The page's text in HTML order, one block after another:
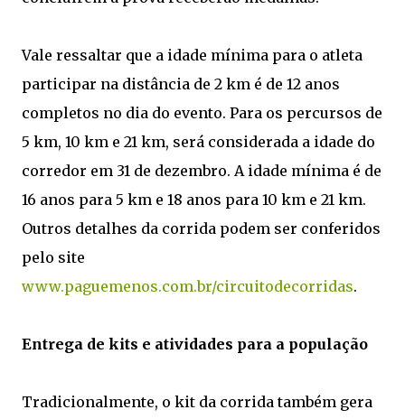
Vale ressaltar que a idade mínima para o atleta
participar na distância de 2 km é de 12 anos
completos no dia do evento. Para os percursos de
5 km, 10 km e 21 km, será considerada a idade do
corredor em 31 de dezembro. A idade mínima é de
16 anos para 5 km e 18 anos para 10 km e 21 km.
Outros detalhes da corrida podem ser conferidos
pelo site
www.paguemenos.com.br/circuitodecorridas.
Entrega de kits e atividades para a população
Tradicionalmente, o kit da corrida também gera